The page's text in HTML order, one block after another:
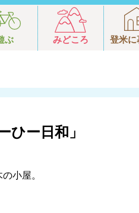
ぶ みどころ 登米に
ひー日和」
小屋。